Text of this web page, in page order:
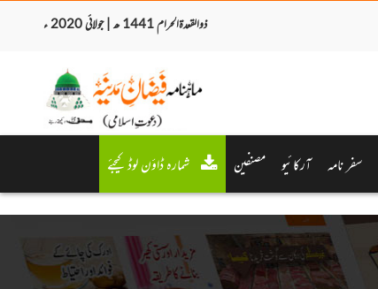
ذوالقعدۃالحرام 1441 ھ | جولائی 2020 ء
سفر نامہ آرکائیو مصنفین شمارہ ڈاؤن لوڈ کیجئے